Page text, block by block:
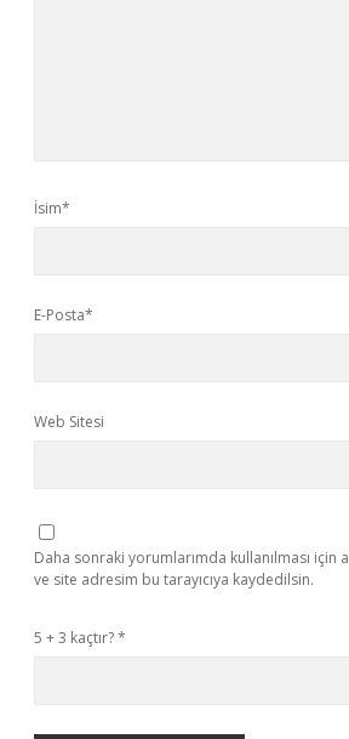
İsim*
E-Posta*
Web Sitesi
Daha sonraki yorumlarımda kullanılması için
ve site adresim bu tarayıcıya kaydedilsin.
5 + 3 kaçtır?*